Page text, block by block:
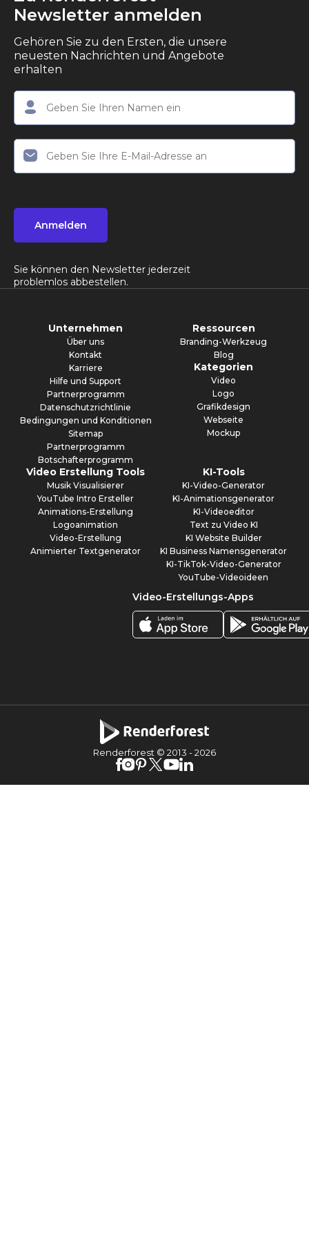
Newsletter anmelden
Gehören Sie zu den Ersten, die unsere
neuesten Nachrichten und Angebote
erhalten
Anmelden
Sie können den Newsletter jederzeit
problemlos abbestellen.
Unternehmen
Über uns
Kontakt
Karriere
Hilfe und Support
Partnerprogramm
Datenschutzrichtlinie
Bedingungen und Konditionen
Sitemap
Partnerprogramm
Botschafterprogramm
Ressourcen
Branding-Werkzeug
Blog
Kategorien
Video
Logo
Grafikdesign
Webseite
Mockup
Video Erstellung Tools
Musik Visualisierer
YouTube Intro Ersteller
Animations-Erstellung
Logoanimation
Video-Erstellung
Animierter Textgenerator
KI-Tools
KI-Video-Generator
KI-Animationsgenerator
KI-Videoeditor
Text zu Video KI
KI Website Builder
KI Business Namensgenerator
KI-TikTok-Video-Generator
YouTube-Videoideen
Video-Erstellungs-Apps
Renderforest © 2013 -2026